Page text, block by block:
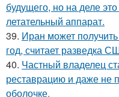
будущего, но на деле
летательный аппарат.
39. Иран может
год, считает разведка
40. Частный владелец
реставрацию и даже не
оболочке.